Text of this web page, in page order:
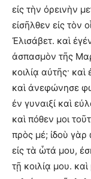
εἰς τὴν ὀρεινὴν
εἰσῆλθεν εἰς τὸν
Ἐλισάβετ. καὶ
ἀσπασμὸν τῆς
κοιλίᾳ αὐτῆς·
καὶ ἀνεφώνησε
ἐν γυναιξί καὶ
καὶ πόθεν μοι
πρὸς μέ; ἰδοὺ
εἰς τὰ ὦτά μου,
τῇ κοιλίᾳ μου.